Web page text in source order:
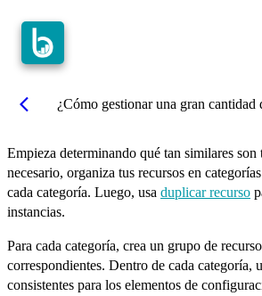
arrow_back_ios ¿Cómo gestionar una gran cantidad
Empieza determinando qué tan similares son
necesario, organiza tus recursos en
cada categoría. Luego, usa duplicar recurso
instancias.
Para cada categoría, crea un grupo de
correspondientes. Dentro de cada categoría,
consistentes para los elementos de